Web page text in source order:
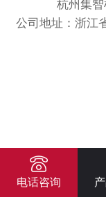
杭州集
公司地址：浙江
电话咨询